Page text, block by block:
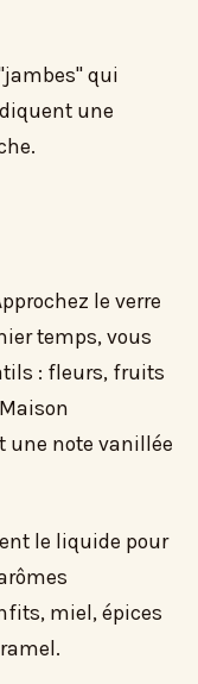
qui
une
le verre
temps, vous
: fleurs, fruits
une note vanillée
le liquide pour
miel, épices